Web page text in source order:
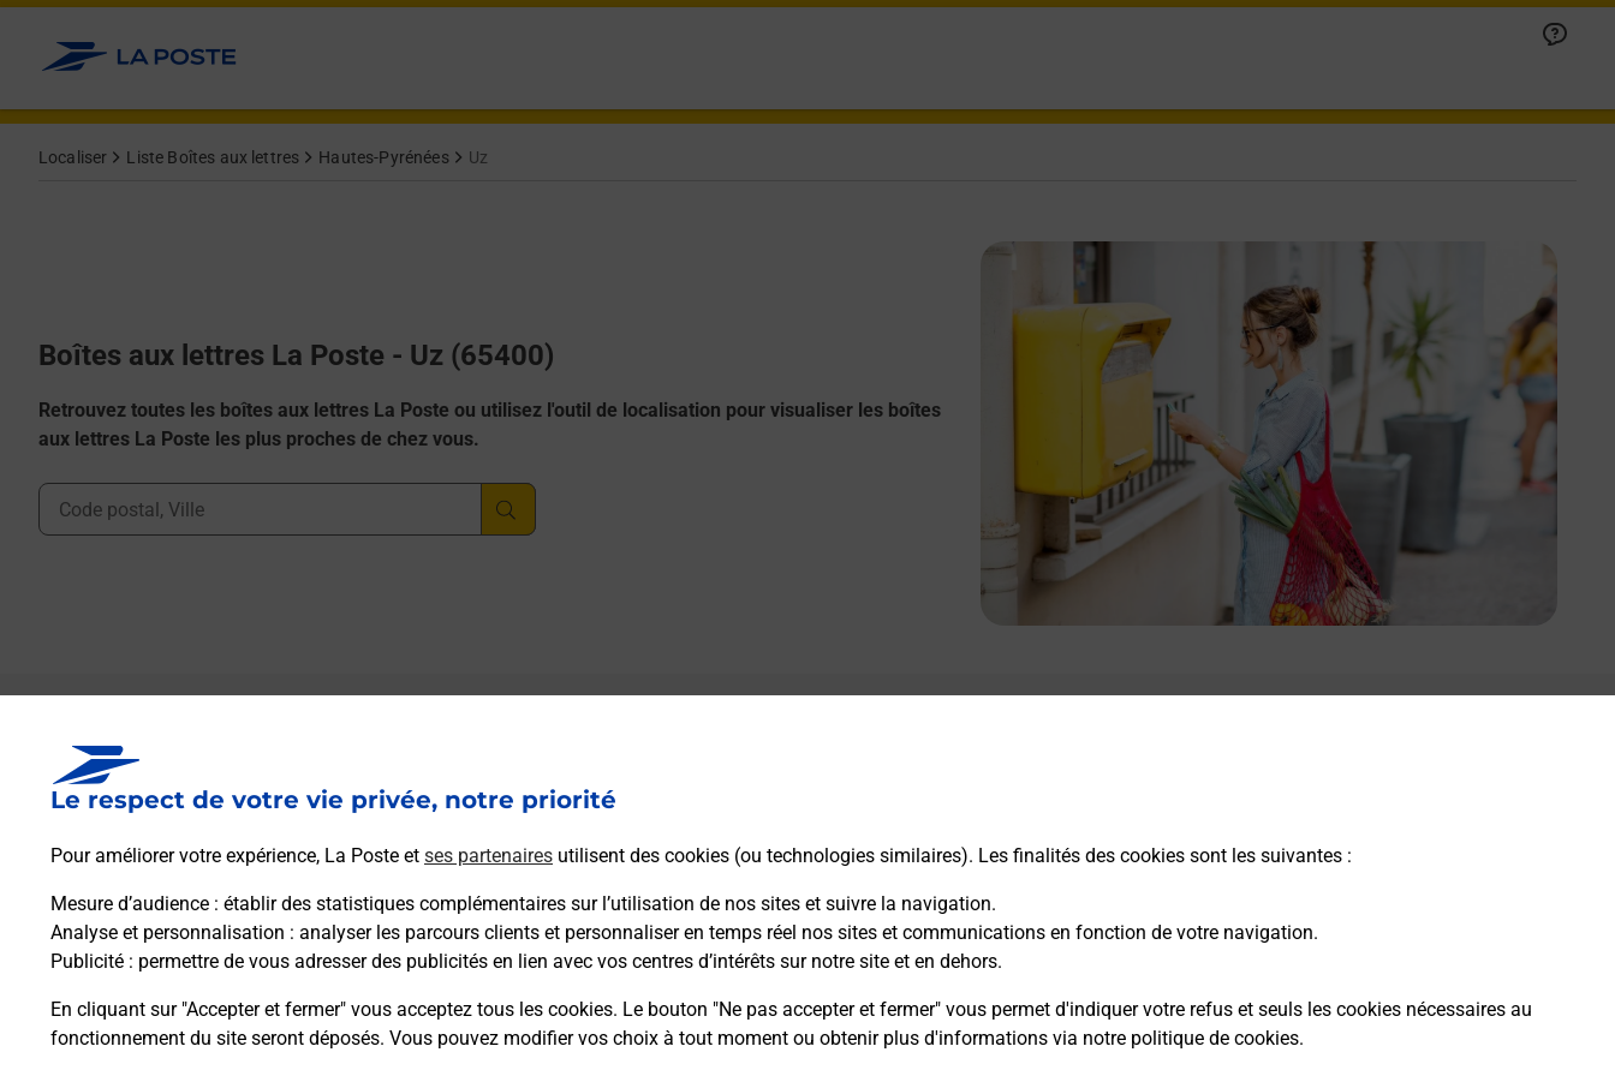
Le respect de votre vie privée, notre priorité
Pour améliorer votre expérience, La Poste et ses partenaires utilisent des cookies (ou technologies similaires). Les finalités des cookies sont les suivantes :
Mesure d’audience : établir des statistiques complémentaires sur l’utilisation de nos sites et suivre la navigation.
Analyse et personnalisation : analyser les parcours clients et personnaliser en temps réel nos sites et communications en fonction de votre navigation.
Publicité : permettre de vous adresser des publicités en lien avec vos centres d’intérêts sur notre site et en dehors.
En cliquant sur "Accepter et fermer" vous acceptez tous les cookies. Le bouton "Ne pas accepter et fermer" vous permet d'indiquer votre refus et seuls les cookies nécessaires au
fonctionnement du site seront déposés. Vous pouvez modifier vos choix à tout moment ou obtenir plus d'informations via notre politique de cookies.
Allez au contenu
Localiser Liste Boîtes aux lettres Hautes-Pyrénées Uz
Boîtes aux lettres La Poste - Uz (65400)
Retrouvez toutes les boîtes aux lettres La Poste ou utilisez l'outil de localisation pour visualiser les boîtes
aux lettres La Poste les plus proches de chez vous.
Ville, Département, Code Postal
Boîte aux Lettres La Poste
Prochaine collecte du courrier lundià 09h00
Route De Saint Savin
Itinéraire